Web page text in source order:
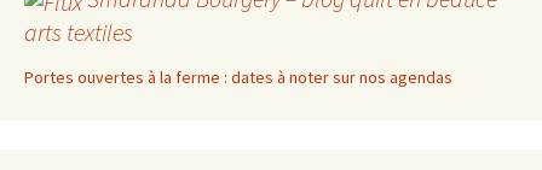
arts textiles
Portes ouvertes à la ferme : dates à noter sur nos agendas